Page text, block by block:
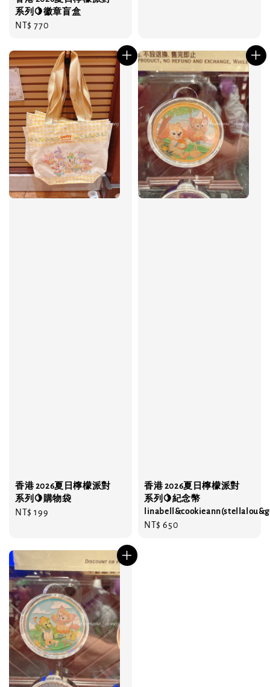
系列🍋徽章盲盒
Regular
NT$ 770
香港 2026夏日檸檬派對
系列🍋購物袋
Regular
NT$ 199
香港 2026夏日檸檬派對
系列🍋紀念幣
Regular
NT$ 650